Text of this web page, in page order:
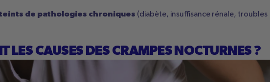
de pathologies chroniques (diabète, insuffisance rénale, troubles
LES CAUSES DES CRAMPES NOCTURNES ?